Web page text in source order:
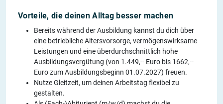
Vorteile, die deinen Alltag besser machen
Bereits während der Ausbildung kannst du dich über
eine betriebliche Altersvorsorge, vermögenswirksame
Leistungen und eine überdurchschnittlich hohe
Ausbildungsvergütung (von 1.449,-- Euro bis 1662,--
Euro zum Ausbildungsbeginn 01.07.2027) freuen.
Nutze Gleitzeit, um deinen Arbeitstag flexibel zu
gestalten.